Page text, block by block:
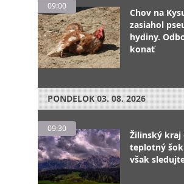
09:00
Chov na
zasiahol
hydiny.
konať
PONDELOK 03. 08. 2026
09:30
Žilinský kraj
teplotný
však